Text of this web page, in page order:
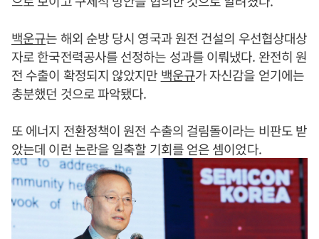
백운규는 해외 순방 당시 영국과 원전 건설의 우선협상대상
자로 한국전력공사를 선정하는 성과를 이뤄냈다. 완전히 원
전 수출이 확정되지 않았지만 백운규가 자신감을 얻기에는
충분했던 것으로 파악됐다.
또 에너지 전환정책이 원전 수출의 걸림돌이라는 비판도 받
았는데 이런 논란을 일축할 기회를 얻은 셈이었다.